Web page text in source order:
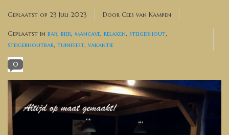
(Bar)krukken
Hoekbanken
Hockers & Terrastafels
Geplaatst op 23 Juli 2023 Door Cees van Kampen
Geplaatst in bar, bier, mancave, relaxen, steigerhout,
steigerhoutbar, tuinfeest, vakantie
0